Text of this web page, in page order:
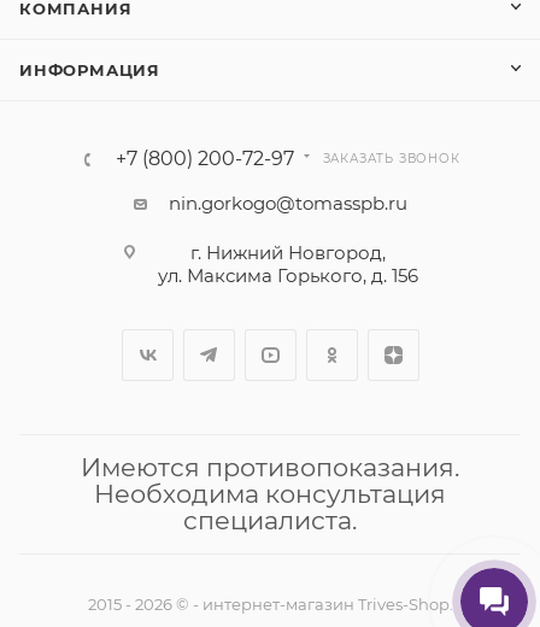
КОМПАНИЯ
ИНФОРМАЦИЯ
+7 (800) 200-72-97 ЗАКАЗАТЬ ЗВОНОК
nin.gorkogo@tomasspb.ru
г. Нижний Новгород,
ул. Максима Горького, д. 156
Имеются противопоказания.
Необходима консультация
специалиста.
2015 - 2026 © - интернет-магазин Trives-Shop.